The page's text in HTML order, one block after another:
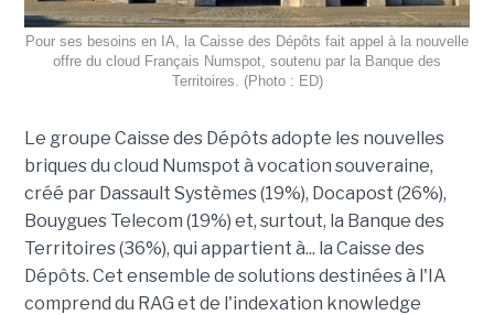
Pour ses besoins en IA, la Caisse des Dépôts fait appel à la nouvelle
offre du cloud Français Numspot, soutenu par la Banque des
Territoires. (Photo : ED)
Le groupe Caisse des Dépôts adopte les nouvelles
briques du cloud Numspot à vocation souveraine,
créé par Dassault Systèmes (19%), Docapost (26%),
Bouygues Telecom (19%) et, surtout, la Banque des
Territoires (36%), qui appartient à... la Caisse des
Dépôts. Cet ensemble de solutions destinées à l'IA
comprend du RAG et de l'indexation knowledge